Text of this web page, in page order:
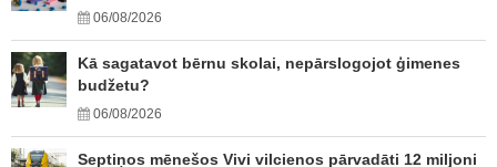
06/08/2026
Kā sagatavot bērnu skolai, nepārslogojot ģimenes
budžetu?
06/08/2026
Septiņos mēnešos Vivi vilcienos pārvadāti 12 miljoni